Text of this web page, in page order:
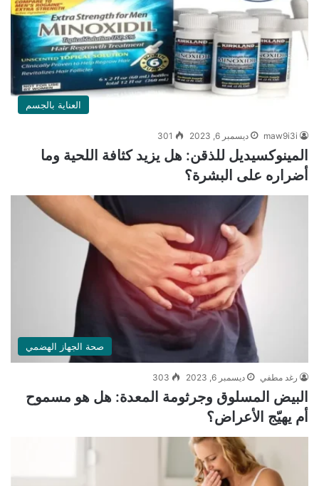
العناية بالجسم
maw9i3i ديسمبر 6, 2023 301
المينوكسيديل للذقن: هل يزيد كثافة اللحية وما
أضراره على البشرة؟
صحة الجهاز الهضمي
رغد مطفي ديسمبر 6, 2023 303
البيض المسلوق وجرثومة المعدة: هل هو مسموح
أم يهيّج الأعراض؟